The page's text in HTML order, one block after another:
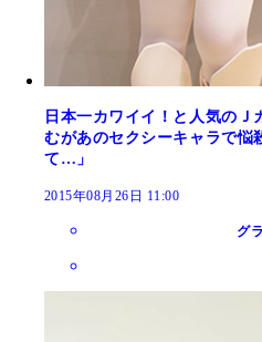
日本一カワイイ！と人気のＪ
むがあのセクシーキャラで悩
て…」
2015年08月26日 11:00
グ